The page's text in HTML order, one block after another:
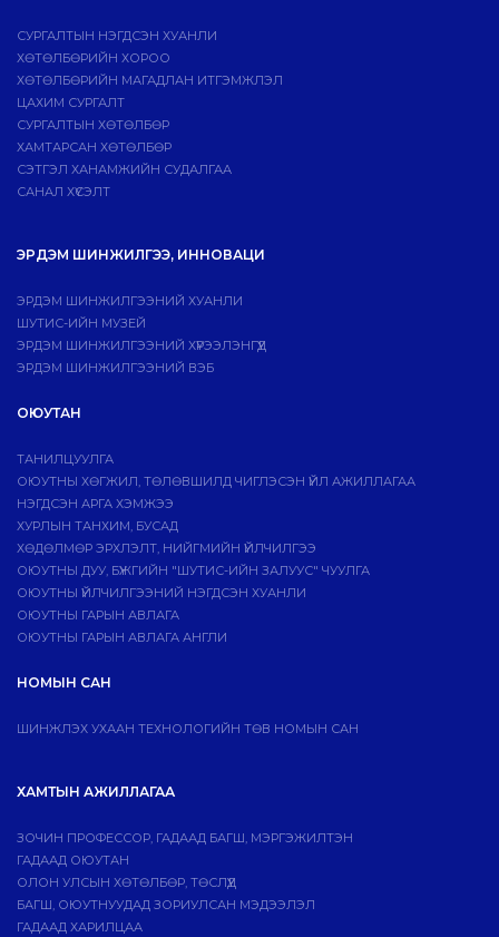
СУРГАЛТЫН НЭГДСЭН ХУАНЛИ
ХӨТӨЛБӨРИЙН ХОРОО
ХӨТӨЛБӨРИЙН МАГАДЛАН ИТГЭМЖЛЭЛ
ЦАХИМ СУРГАЛТ
СУРГАЛТЫН ХӨТӨЛБӨР
ХАМТАРСАН ХӨТӨЛБӨР
СЭТГЭЛ ХАНАМЖИЙН СУДАЛГАА
САНАЛ ХҮСЭЛТ
ЭРДЭМ ШИНЖИЛГЭЭ, ИННОВАЦИ
ЭРДЭМ ШИНЖИЛГЭЭНИЙ ХУАНЛИ
ШУТИС-ИЙН МУЗЕЙ
ЭРДЭМ ШИНЖИЛГЭЭНИЙ ХҮРЭЭЛЭНГҮҮД
ЭРДЭМ ШИНЖИЛГЭЭНИЙ ВЭБ
ОЮУТАН
ТАНИЛЦУУЛГА
ОЮУТНЫ ХӨГЖИЛ, ТӨЛӨВШИЛД ЧИГЛЭСЭН ҮЙЛ АЖИЛЛАГАА
НЭГДСЭН АРГА ХЭМЖЭЭ
ХУРЛЫН ТАНХИМ, БУСАД
ХӨДӨЛМӨР ЭРХЛЭЛТ, НИЙГМИЙН ҮЙЛЧИЛГЭЭ
ОЮУТНЫ ДУУ, БҮЖГИЙН "ШУТИС-ИЙН ЗАЛУУС" ЧУУЛГА
ОЮУТНЫ ҮЙЛЧИЛГЭЭНИЙ НЭГДСЭН ХУАНЛИ
ОЮУТНЫ ГАРЫН АВЛАГА
ОЮУТНЫ ГАРЫН АВЛАГА АНГЛИ
НОМЫН САН
ШИНЖЛЭХ УХААН ТЕХНОЛОГИЙН ТӨВ НОМЫН САН
ХАМТЫН АЖИЛЛАГАА
ЗОЧИН ПРОФЕССОР, ГАДААД БАГШ, МЭРГЭЖИЛТЭН
ГАДААД ОЮУТАН
ОЛОН УЛСЫН ХӨТӨЛБӨР, ТӨСЛҮҮД
БАГШ, ОЮУТНУУДАД ЗОРИУЛСАН МЭДЭЭЛЭЛ
ГАДААД ХАРИЛЦАА